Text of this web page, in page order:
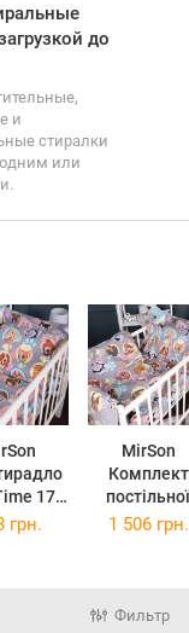
до
и
стиралки
или
17-
Happy
MirSon
Комплект
постільної
білизни
0661
грн. 1 506 грн.
Фильтр